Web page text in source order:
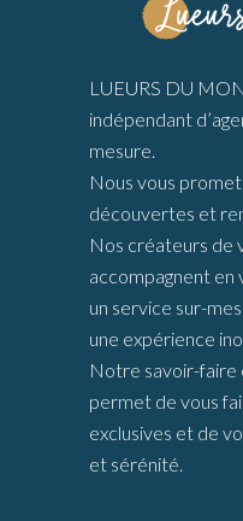
LUEURS DU
indépendant
mesure.
Nous vous
découvertes et
Nos créateurs de
accompagnent en
un service sur-
une expérience
Notre savoir-faire
permet de vous
exclusives et de
et sérénité.